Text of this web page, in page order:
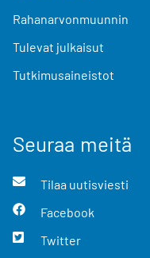
Rahanarvonmuunnin
Tulevat julkaisut
Tutkimusaineistot
Seuraa meitä
Tilaa uutisviesti
Facebook
Twitter